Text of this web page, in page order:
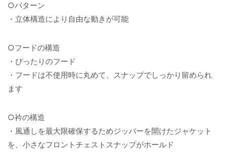
○パターン
・立体構造により自由な動きが可能
○フードの構造
・ぴったりのフード
・フードは不使用時に丸めて、スナップでしっかり留められ
ます
○衿の構造
・風通しを最大限確保するためジッパーを開けたジャケット
を、小さなフロントチェストスナップがホールド